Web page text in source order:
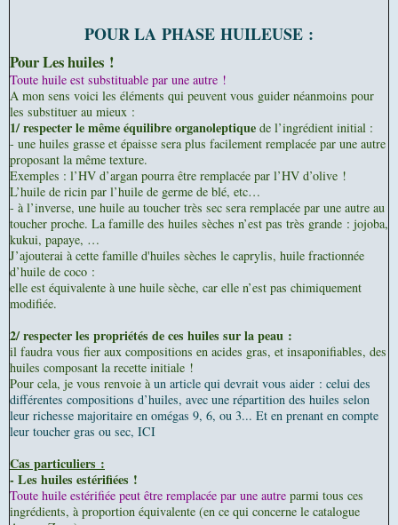
POUR LA PHASE HUILEUSE :
Pour Les huiles !
Toute huile est substituable par une autre !
A mon sens voici les éléments qui peuvent vous guider néanmoins pour
les substituer au mieux :
1/ respecter le même équilibre organoleptique de l’ingrédient initial :
- une huiles grasse et épaisse sera plus facilement remplacée par une autre
proposant la même texture.
Exemples : l’HV d’argan pourra être remplacée par l’HV d’olive !
L’huile de ricin par l’huile de germe de blé, etc…
- à l’inverse, une huile au toucher très sec sera remplacée par une autre au
toucher proche. La famille des huiles sèches n’est pas très grande : jojoba,
kukui, papaye, …
J’ajouterai à cette famille d'huiles sèches le caprylis, huile fractionnée
d’huile de coco :
elle est équivalente à une huile sèche, car elle n’est pas chimiquement
modifiée.
2/ respecter les propriétés de ces huiles sur la peau :
il faudra vous fier aux compositions en acides gras, et insaponifiables, des
huiles composant la recette initiale !
Pour cela, je vous renvoie àun article qui devrait vous aider : celui des
différentes compositions d’huiles, avec une répartition des huiles selon
leur richesse majoritaire en omégas 9, 6, ou 3... Et en prenant en compte
leur toucher gras ou sec, ICI
Cas particuliers :
- Les huiles estérifiées !
Toute huile estérifiée peut être remplacée par une autre parmi tous ces
ingrédients, à proportion équivalente (en ce qui concerne le catalogue